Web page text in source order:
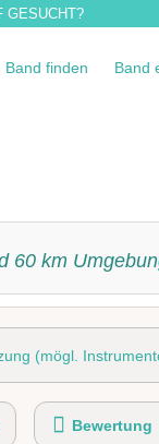
GESUCHT?
Band finden Band
60 km
(mögl.
Einstudieren von
Bewertung